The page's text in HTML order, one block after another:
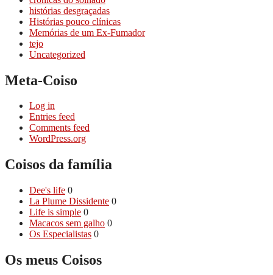
histórias desgraçadas
Histórias pouco clí­nicas
Memórias de um Ex-Fumador
tejo
Uncategorized
Meta-Coiso
Log in
Entries feed
Comments feed
WordPress.org
Coisos da famí­lia
Dee's life 0
La Plume Dissidente 0
Life is simple 0
Macacos sem galho 0
Os Especialistas 0
Os meus Coisos